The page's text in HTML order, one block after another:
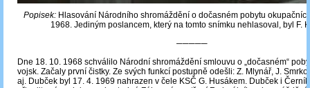
Popisek: Hlasování Národního shromáždění o dočasném pobytu
1968. Jediným poslancem, který na tomto snímku nehlasoval, byl F.
─────
Dne 18. 10. 1968 schválilo Národní shromáždění smlouvu o „dočasném“
vojsk. Začaly první čistky. Ze svých funkcí postupně odešli: Z. Mlynář, J.
aj. Dubček byl 17. 4. 1969 nahrazen v čele KSČ G. Husákem. Dubček i